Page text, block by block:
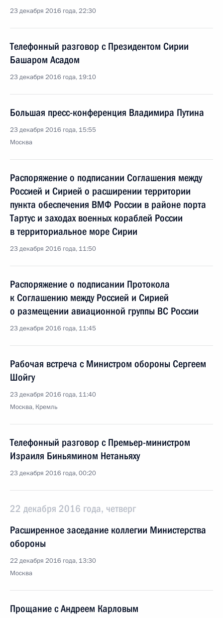
23 декабря 2016 года, 22:30
Телефонный разговор с Президентом Сирии
Башаром Асадом
23 декабря 2016 года, 19:10
Большая пресс-конференция Владимира Путина
23 декабря 2016 года, 15:55
Москва
Распоряжение о подписании Соглашения между
Россией и Сирией о расширении территории
пункта обеспечения ВМФ России в районе порта
Тартус и заходах военных кораблей России
в территориальное море Сирии
23 декабря 2016 года, 11:50
Распоряжение о подписании Протокола
к Соглашению между Россией и Сирией
о размещении авиационной группы ВС России
23 декабря 2016 года, 11:45
Рабочая встреча с Министром обороны Сергеем
Шойгу
23 декабря 2016 года, 11:40
Москва, Кремль
Телефонный разговор с Премьер-министром
Израиля Биньямином Нетаньяху
23 декабря 2016 года, 00:20
22 декабря 2016 года, четверг
Расширенное заседание коллегии Министерства
обороны
22 декабря 2016 года, 13:30
Москва
Прощание с Андреем Карловым